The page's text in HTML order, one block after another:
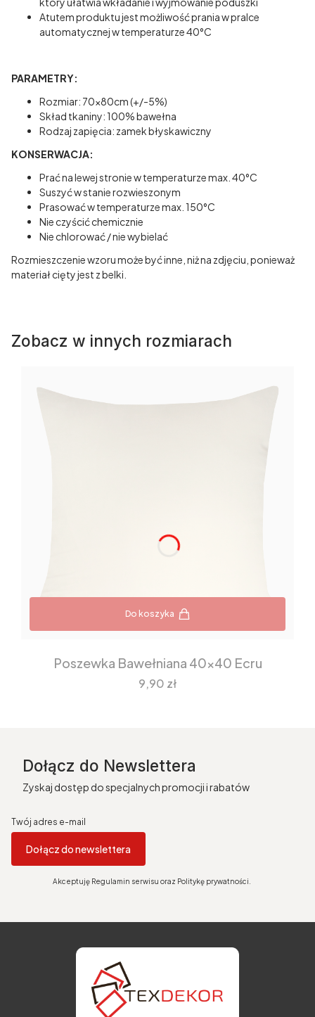
Atutem produktu jest możliwość prania w pralce
automatycznej w temperaturze 40°C
PARAMETRY:
Rozmiar: 70x80cm (+/-5%)
Skład tkaniny: 100% bawełna
Rodzaj zapięcia: zamek błyskawiczny
KONSERWACJA:
Prać na lewej stronie w temperaturze max. 40°C
Suszyć w stanie rozwieszonym
Prasować w temperaturze max. 150°C
Nie czyścić chemicznie
Nie chlorować / nie wybielać
Rozmieszczenie wzoru może być inne, niż na zdjęciu, ponieważ
materiał cięty jest z belki.
Zobacz w innych rozmiarach
Do koszyka
Poszewka Bawełniana 40x40 Ecru
Cena
9,90 zł
Dołącz do Newslettera
Zyskaj dostęp do specjalnych promocji i rabatów
Twój adres e-mail
Dołącz do newslettera
Akceptuję Regulamin serwisu oraz Politykę prywatności.